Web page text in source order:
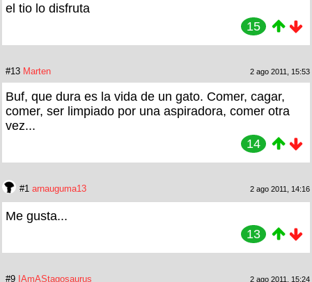
el tio lo disfruta
15
#13 Marten 2 ago 2011, 15:53
Buf, que dura es la vida de un gato. Comer, cagar,
comer, ser limpiado por una aspiradora, comer otra
vez...
14
#1 arnauguma13 2 ago 2011, 14:16
Me gusta...
13
#9 IAmAStagosaurus 2 ago 2011, 15:24